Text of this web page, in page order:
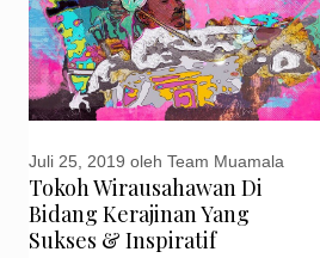
Tokoh Wirausahawan Di
Bidang Kerajinan Yang
Sukses & Inspiratif
Juli 25, 2019 oleh Team Muamala